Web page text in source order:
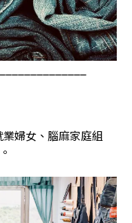
婦女、腦麻家庭組